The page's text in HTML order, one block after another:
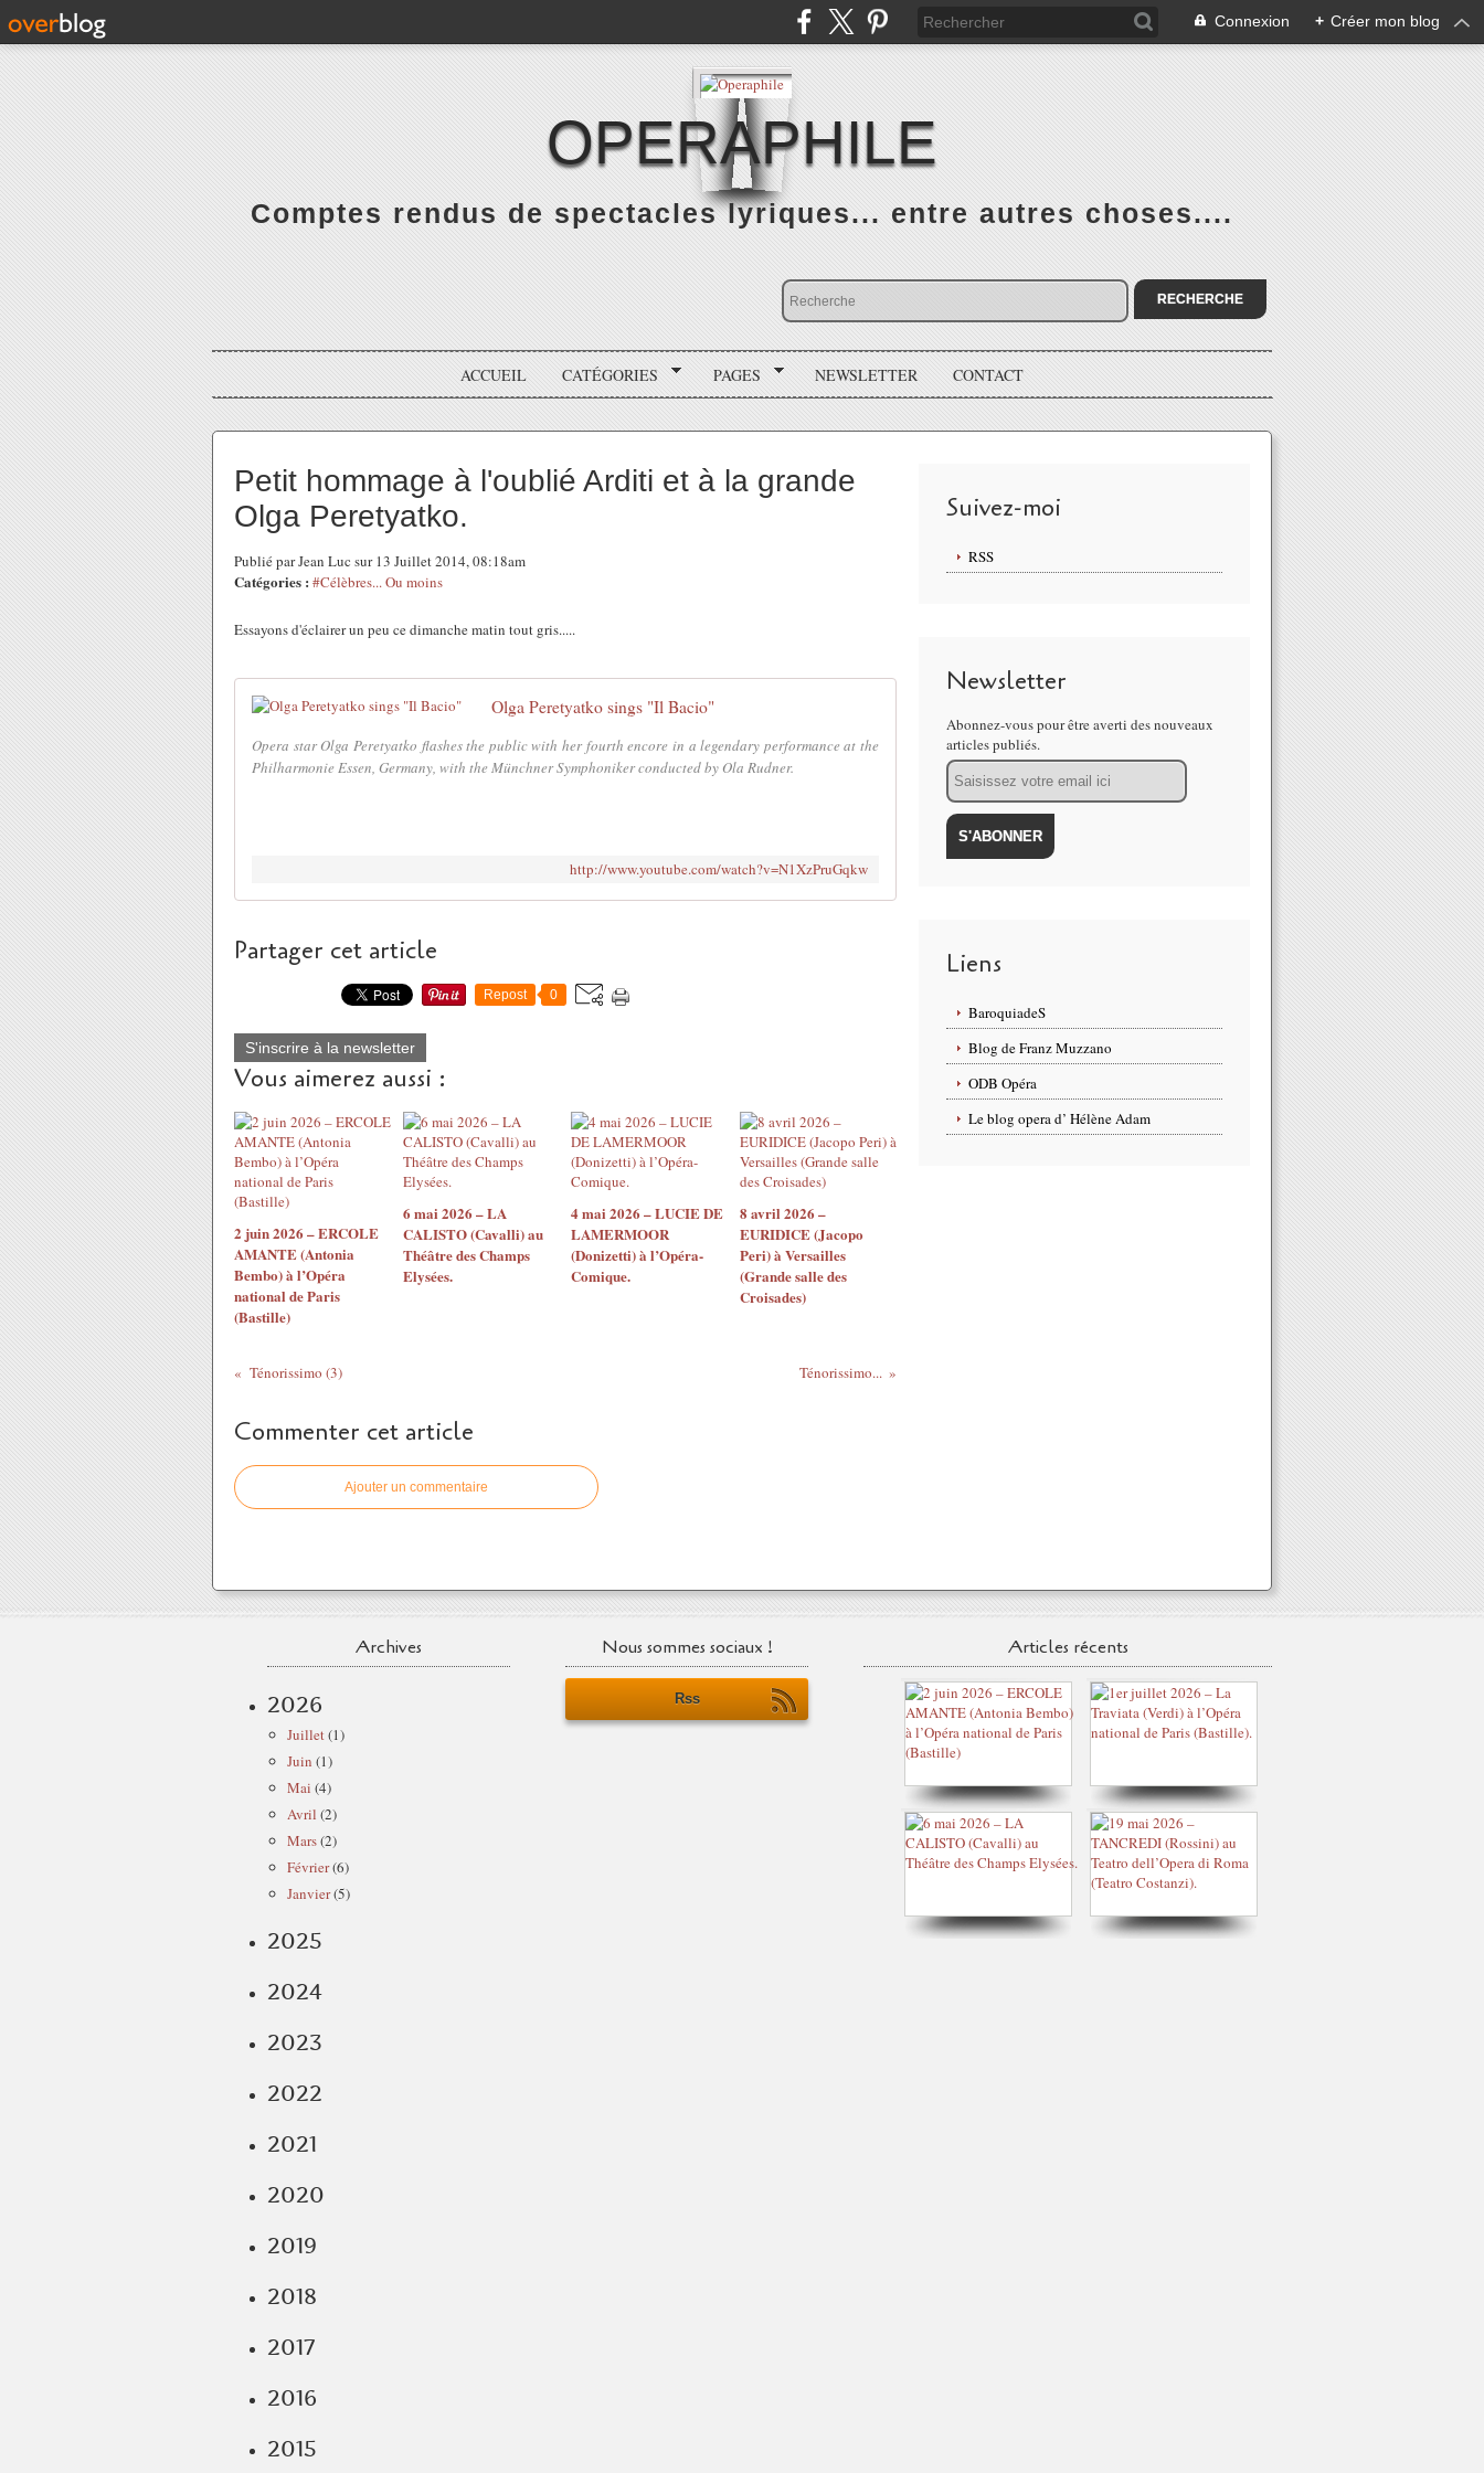
Connexion + Créer mon blog
OPERAPHILE
Comptes rendus de spectacles lyriques... entre autres choses....
ACCUEIL CATÉGORIES PAGES NEWSLETTER CONTACT
Petit hommage à l'oublié Arditi et à la grande
Olga Peretyatko.
Publié par Jean Luc sur 13 Juillet 2014, 08:18am
Catégories : #Célèbres... Ou moins
Essayons d'éclairer un peu ce dimanche matin tout gris.....
Olga Peretyatko sings "Il Bacio"
Opera star Olga Peretyatko flashes the public with her fourth encore in a legendary performance at the
Philharmonie Essen, Germany, with the Münchner Symphoniker conducted by Ola Rudner.
http://www.youtube.com/watch?v=N1XzPruGqkw
Partager cet article
Repost 0
S'inscrire à la newsletter
Vous aimerez aussi :
2 juin 2026 – ERCOLE
AMANTE (Antonia
Bembo) à l’Opéra
national de Paris
(Bastille)
6 mai 2026 – LA
CALISTO (Cavalli) au
Théâtre des Champs
Elysées.
4 mai 2026 – LUCIE DE
LAMERMOOR
(Donizetti) à l’Opéra-
Comique.
8 avril 2026 –
EURIDICE (Jacopo
Peri) à Versailles
(Grande salle des
Croisades)
Ténorissimo (3) Ténorissimo...
Commenter cet article
Ajouter un commentaire
Suivez-moi
RSS
Newsletter
Abonnez-vous pour être averti des nouveaux
articles publiés.
Email
Liens
BaroquiadeS
Blog de Franz Muzzano
ODB Opéra
Le blog opera d’ Hélène Adam
Archives
2026
Juillet(1)
Juin (1)
Mai (4)
Avril (2)
Mars(2)
Février(6)
Janvier(5)
2025
2024
2023
2022
2021
2020
2019
2018
2017
2016
2015
Nous sommes sociaux !
Rss
Articles récents